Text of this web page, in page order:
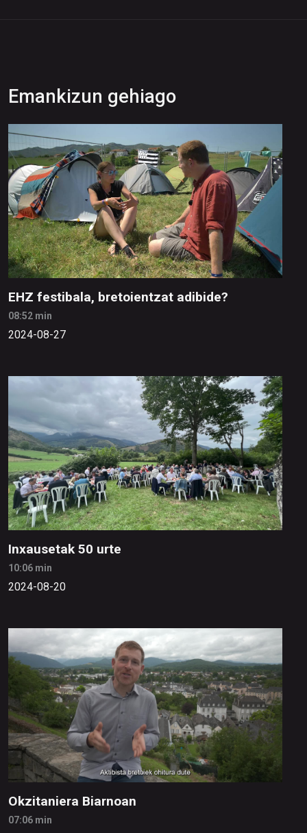
Emankizun gehiago
EHZ festibala, bretoientzat adibide?
08:52 min
2024-08-27
Inxausetak 50 urte
10:06 min
2024-08-20
Okzitaniera Biarnoan
07:06 min